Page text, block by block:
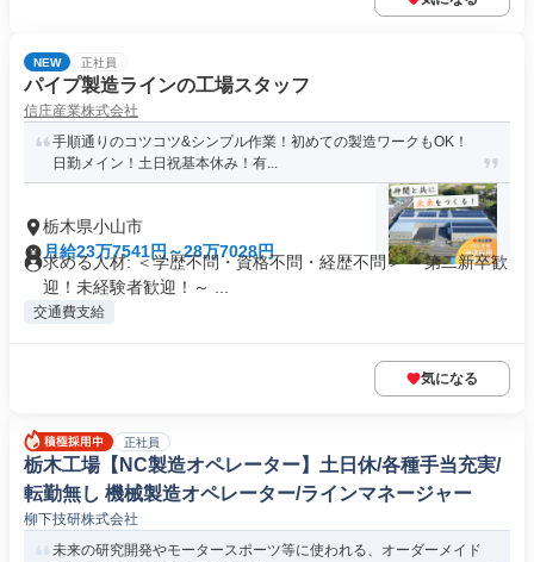
NEW 正社員
パイプ製造ラインの工場スタッフ
信庄産業株式会社
手順通りのコツコツ&シンプル作業！初めての製造ワークもOK！
日勤メイン！土日祝基本休み！有...
栃木県小山市
月給23万7541円～28万7028円
求める人材: ＜学歴不問・資格不問・経歴不問＞ ～第二新卒歓
迎！未経験者歓迎！～ ...
交通費支給
気になる
正社員
栃木工場【NC製造オペレーター】土日休/各種手当充実/
転勤無し 機械製造オペレーター/ラインマネージャー
柳下技研株式会社
未来の研究開発やモータースポーツ等に使われる、オーダーメイド